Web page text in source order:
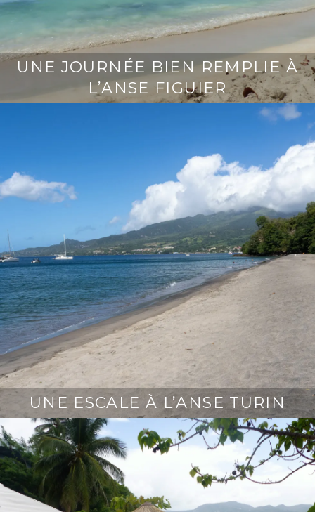
UNE JOURNÉE BIEN REMPLIE À
L’ANSE FIGUIER
UNE ESCALE À L’ANSE TURIN